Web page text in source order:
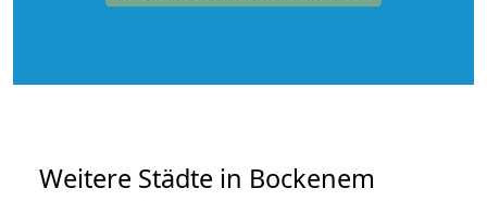
Weitere Städte in Bockenem